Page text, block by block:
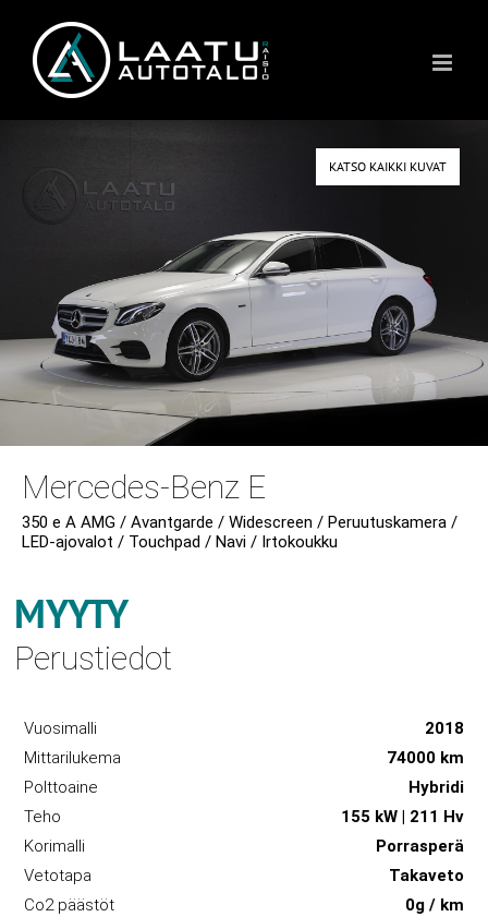
content
KATSO KAIKKI KUVAT
Mercedes-Benz E
350 e A AMG / Avantgarde / Widescreen / Peruutuskamera /
LED-ajovalot / Touchpad / Navi / Irtokoukku
MYYTY
Perustiedot
Vuosimalli
2018
Mittarilukema
74000 km
Polttoaine
Hybridi
Teho
155 kW | 211 Hv
Korimalli
Porrasperä
Vetotapa
Takaveto
Co2 päästöt
0g / km